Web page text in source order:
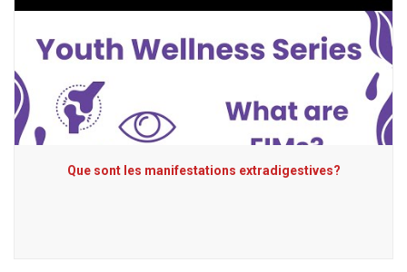
Que sont les manifestations extradigestives?